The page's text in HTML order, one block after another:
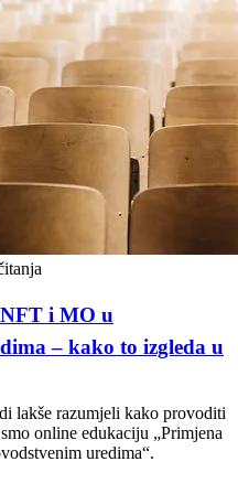
i MO u
– kako to izgleda u
lakše razumjeli kako provoditi
online edukaciju „Primjena
uredima“.